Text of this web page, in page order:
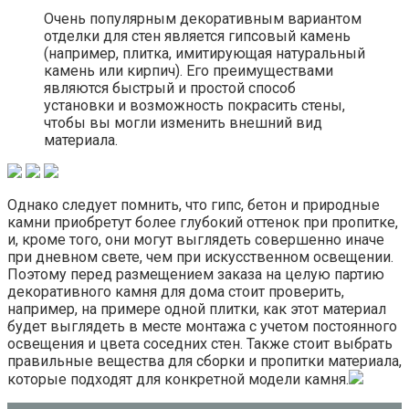
Очень популярным декоративным вариантом
отделки для стен является гипсовый камень
(например, плитка, имитирующая натуральный
камень или кирпич). Его преимуществами
являются быстрый и простой способ
установки и возможность покрасить стены,
чтобы вы могли изменить внешний вид
материала.
Однако следует помнить, что гипс, бетон и природные
камни приобретут более глубокий оттенок при пропитке,
и, кроме того, они могут выглядеть совершенно иначе
при дневном свете, чем при искусственном освещении.
Поэтому перед размещением заказа на целую партию
декоративного камня для дома стоит проверить,
например, на примере одной плитки, как этот материал
будет выглядеть в месте монтажа с учетом постоянного
освещения и цвета соседних стен. Также стоит выбрать
правильные вещества для сборки и пропитки материала,
которые подходят для конкретной модели камня.